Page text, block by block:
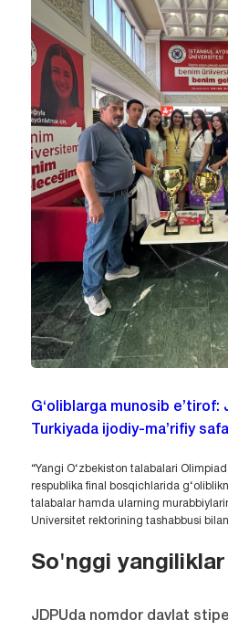
G‘oliblarga munosib e’tirof:
Turkiyada ijodiy-ma’rifiy
“Yangi O‘zbekiston talabalari
respublika final bosqichlarida
talabalar hamda ularning
Universitet rektorining tashabbusi
So'nggi yangiliklar
JDPUda nomdor davlat